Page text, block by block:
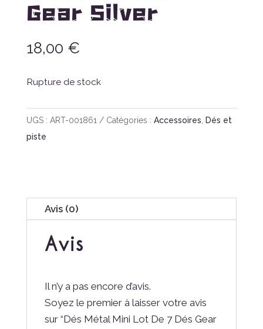
Gear Silver
18,00 €
Rupture de stock
UGS : ART-001861 Catégories : Accessoires, Dés et
piste
Avis (0)
Avis
Il n’y a pas encore d’avis.
Soyez le premier à laisser votre avis
sur “Dés Métal Mini Lot De 7 Dés Gear